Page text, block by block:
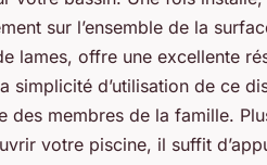
sur l’ensemble de la
lames, offre une excellente
simplicité d’utilisation de ce
des membres de la famille.
votre piscine, il suffit